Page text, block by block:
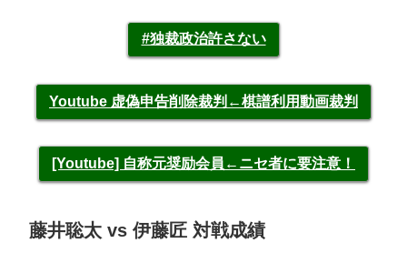
#独裁政治許さない
Youtube 虚偽申告削除裁判←棋譜利用動画裁判
[Youtube] 自称元奨励会員←ニセ者に要注意！
藤井聡太 vs 伊藤匠 対戦成績